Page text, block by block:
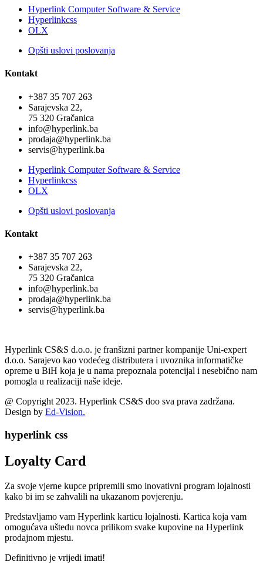
Hyperlink Computer Software & Service
Hyperlinkcss
OLX
Opšti uslovi poslovanja
Kontakt
+387 35 707 263
Sarajevska 22,
75 320 Gračanica
info@hyperlink.ba
prodaja@hyperlink.ba
servis@hyperlink.ba
Hyperlink Computer Software & Service
Hyperlinkcss
OLX
Opšti uslovi poslovanja
Kontakt
+387 35 707 263
Sarajevska 22,
75 320 Gračanica
info@hyperlink.ba
prodaja@hyperlink.ba
servis@hyperlink.ba
Hyperlink CS&S d.o.o. je franšizni partner kompanije Uni-expert
d.o.o. Sarajevo kao vodećeg distributera i uvoznika informatičke
opreme u BiH koja je u nama prepoznala potencijal i nesebično nam
pomogla u realizaciji naše ideje.
@ Copyright 2023. Hyperlink CS&S doo sva prava zadržana.
Design by Ed-Vision.
hyperlink css
Loyalty Card
Za svoje vjerne kupce pripremili smo inovativni program lojalnosti
kako bi im se zahvalili na ukazanom povjerenju.
Predstavljamo vam Hyperlink karticu lojalnosti. Kartica koja vam
omogućava uštedu novca prilikom svake kupovine na Hyperlink
prodajnom mjestu.
Definitivno je vrijedi imati!